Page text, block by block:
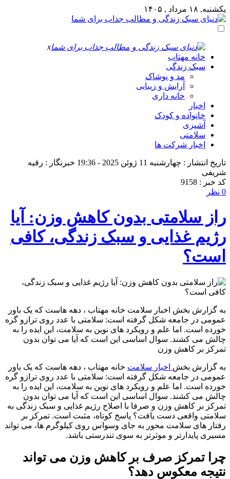
یکشنبه, ۱۸ مرداد , ۱۴۰۵
x
خانه مهتاب
سبک زندگی
مد و پوشاک
آرایش و زیبایی
خانه داری
اخبار
خانواده و کودک
آشپزی
سلامتی
اخبار شرکت ها
تاریخ انتشار : چهارشنبه 11 ژوئن 2025 - 19:36
خبرنگار : رقیه
شریفی
کد خبر : 9158
0 نظر
راز سلامتی بدون کاهش وزن: آیا
رژیم غذایی و سبک زندگی، کافی
است؟
به گزارش بخش اخبار سلامت خانه مهتاب ، دهه هاست که یک باور
عمومی در جامعه شکل گرفته است: سلامتی با عدد روی ترازو گره
خورده است. اما علم و رویکرد های نوین به سلامت، این ایده را به
چالش می کشند. سوال اساسی این است که آیا می توان بدون
تمرکز بر کاهش وزن
به گزارش بخش اخبار سلامت خانه مهتاب ، دهه هاست که یک باور
عمومی در جامعه شکل گرفته است: سلامتی با عدد روی ترازو گره
خورده است. اما علم و رویکرد های نوین به سلامت، این ایده را به
چالش می کشند. سوال اساسی این است که آیا می توان بدون
تمرکز بر کاهش وزن و صرفا با اصلاح رژیم غذایی و سبک زندگی به
سلامتی واقعی دست یافت؟ پاسخ کوتاه، مثبت است. تمرکز بر
رفتار های سلامت محور به جای وسواس روی کیلوگرم ها، می تواند
مسیری پایدارتر و موثرتر به سوی تندرستی باشد.
چرا تمرکز صرف بر کاهش وزن می تواند
نتیجه معکوس دهد؟